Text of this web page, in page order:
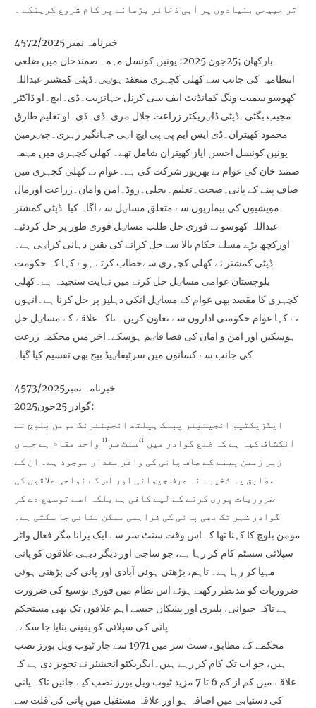
تر جییحی بنیادوں پر آبی ذخائر بڑھانے پر کام شروع کرینگے ۔
خبرنامہ نمبر 4572/2025
بارکھان ;25جون 2025: یونین کونسل مہمہ صمندخان میں ضلعی
انتظامیہ کی جانب سے کھلی کچہری منعقد ہوٸی۔ڈپٹی کمشنر عبداللہ
کھوسو سمیت ونگ کمانڈنٹ ایف سی کرنل جہانزیب۔ڈی۔ایچ۔او ڈاکٹر
مجیب بگٹی۔ڈپٹی ڈاٸریکٹر زراعت جلال مری۔ڈی۔ڈی۔او تعلیم طارق
محمود کھیتران۔ڈی ایس ایم پی پی ایچ اٸی جہانگیر زہری۔چیٸرمین
یونین کونسل احسن ایاز کھیتران شامل تھے۔ کھلی کچہری میں مہمہ
صمند خان کی عوام نے بھرپور شرکت کی ہے۔عوام نے کھلی کچہری میں
صاف پینے کے پانی۔صحت۔تعلیم۔بجلی۔روڈ۔امن وامان۔زراعت اورمال
مویشیوں کی بیماریوں سے متعلق مساٸل سے اگاہ کیا۔ڈپٹی کمشنر
عبداللہ کھوسو نے فوری حل طلب مساٸل فوری طور پر حل کردئیے
اورکچھ بڑے مسلے حکام بالا سے حل کرانے کی یقین دہانی کراٸی ہے۔
ڈپٹی کمشنر نے کھلی کچہری سےخطاب کرتے ہوۓ کہا کہ حکومت
بلوچستان عوامی مساٸل حل کرنے میں نہایت سنجیدہ ہے۔کھلی
کچہری کا مقصد بھی عوام کے مساٸل انکی دہلیز پر حل کرنا ہے۔انہوں
نے کہا عوام حکومتی اداروں سے تعاون کریں۔ تاکہ علاقے کے مساٸل حل
ہوسکیں اور امن و امان کی فضا قاٸم ہوسکے۔اخر میں محکمہ زرعت
کی جانب سے کسانوں میں سرٹیفاٸیڈ بیج بھی تقسیم کیا گیا۔
خبرنامہ نمبر4573/2025
گوادر 25جون2025:
ایگزیکٹیو انجینیئر پبلک ہیلتھ انجینئرنگ مومن بلوچ نے
انکشاف کیا ہے کہ ضلع گوادر میں “سنٹ سر” واحد مقام ہے جہاں
زیرِ زمین پینے کے صاف پانی کی وافر مقدار موجود ہے۔ ان کے
مطابق یہ ذخیرہ نہ صرف جیوانی اور اس کے نواحی علاقوں کی
ضروریات پوری کرنے کے لیے کافی ہے بلکہ اسے توسیع دے کر
گوادر شہر تک بھی پانی کی فراہمی ممکن بنائی جا سکتی ہے۔
مومن بلوچ کا کہنا تھا کہ اس وقت سنٹ سر سے ایک پرانا مگر فعال واٹر
سپلائی سسٹم کام کر رہا ہے، جو ساجی اور دیگر دیہی علاقوں کو پانی
مہیا کر رہا ہے۔ تاہم، بڑھتی ہوئی آبادی اور پانی کی بڑھتی ہوئی
ضروریات کو مدنظر رکھتے ہوئے اس نظام میں فوری توسیع کی ضرورت
ہے تاکہ جیوانی، پلیری اور پشکان جیسے اہم علاقوں تک بھی مستحکم
پانی کی سپلائی کو یقینی بنایا جا سکے۔
محکمے کے مطابق، سنٹ سر میں 1971 سے چار ٹیوب ویل بورز نصب
ہیں، جو اب تک کام کر رہے ہیں۔ایگزیکٹو انجینیئر نے تجویز دی ہے کہ
علاقے میں کم از کم 6 تا 7 مزید ٹیوب ویل بورز نصب کیے جائیں تاکہ پانی
کی دستیابی میں اضافہ ہو اور علاقہ مستقبل میں پانی کی قلت سے